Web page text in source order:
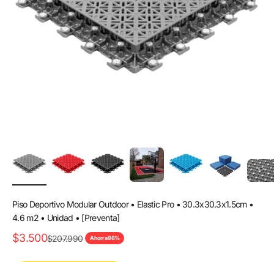
Piso Deportivo Modular Outdoor • Elastic Pro • 30.3x30.3x1.5cm •
4.6 m2 • Unidad • [Preventa]
Precio de oferta
$3.500Precio normal
$207.990 Ahorra 98%